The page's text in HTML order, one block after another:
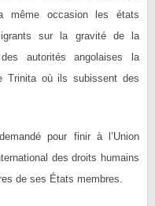
même occasion les états
sur la gravité de la
autorités angolaises la
Trinita où ils subissent des
pour finir à l’Union
des droits humains
de ses États membres.